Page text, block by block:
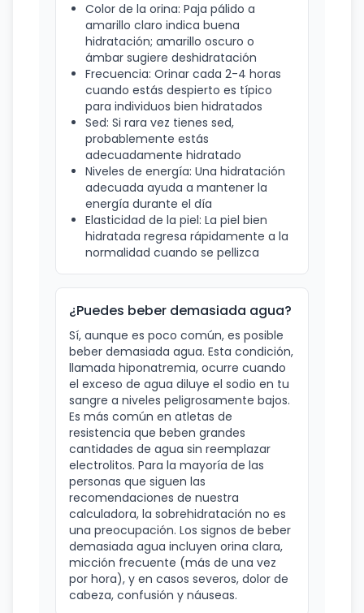
Color de la orina: Paja pálido a
amarillo claro indica buena
hidratación; amarillo oscuro o
ámbar sugiere deshidratación
Frecuencia: Orinar cada 2-4 horas
cuando estás despierto es típico
para individuos bien hidratados
Sed: Si rara vez tienes sed,
probablemente estás
adecuadamente hidratado
Niveles de energía: Una hidratación
adecuada ayuda a mantener la
energía durante el día
Elasticidad de la piel: La piel bien
hidratada regresa rápidamente a la
normalidad cuando se pellizca
¿Puedes beber demasiada agua?
Sí, aunque es poco común, es posible
beber demasiada agua. Esta condición,
llamada hiponatremia, ocurre cuando
el exceso de agua diluye el sodio en tu
sangre a niveles peligrosamente bajos.
Es más común en atletas de
resistencia que beben grandes
cantidades de agua sin reemplazar
electrolitos. Para la mayoría de las
personas que siguen las
recomendaciones de nuestra
calculadora, la sobrehidratación no es
una preocupación. Los signos de beber
demasiada agua incluyen orina clara,
micción frecuente (más de una vez
por hora), y en casos severos, dolor de
cabeza, confusión y náuseas.